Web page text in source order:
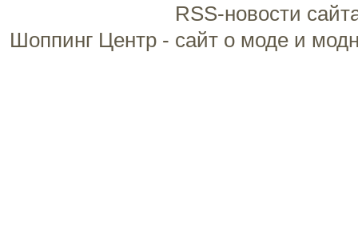
RSS-новости
Шоппинг Центр - сайт о моде и